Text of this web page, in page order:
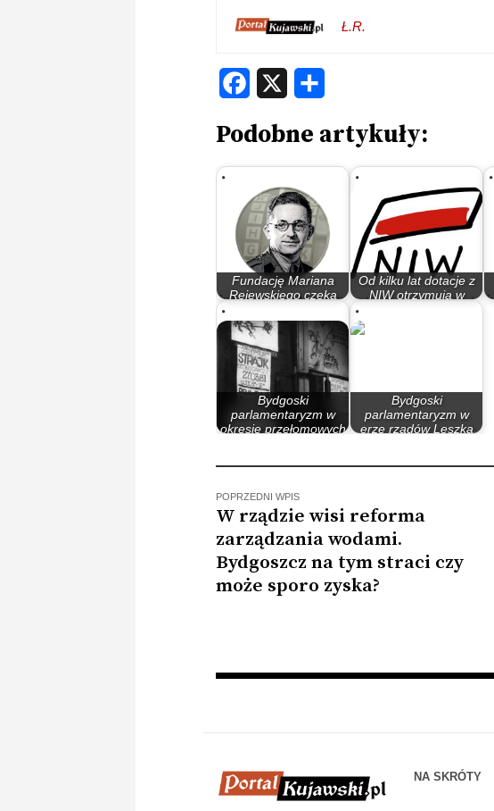
Ł.R.
Facebook
Podobne artykuły:
Fundację Mariana
Rejewskiego czeka
Od kilku lat dotacje z
NIW otrzymują w
Bydgoski
parlamentaryzm w
okresie przełomowych
Bydgoski
parlamentaryzm w
erze rządów Leszka
POPRZEDNI WPIS
W rządzie wisi reforma
zarządzania wodami.
Bydgoszcz na tym straci czy
może sporo zyska?
NA SKRÓTY